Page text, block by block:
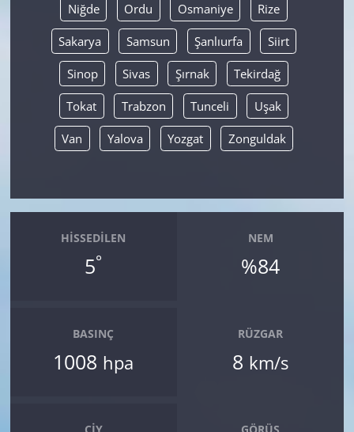
Niğde Ordu Osmaniye Rize
Sakarya Samsun Şanlıurfa Siirt
Sinop Sivas Şırnak Tekirdağ
Tokat Trabzon Tunceli Uşak
Van Yalova Yozgat Zonguldak
HISSEDILEN
5°
NEM
%84
BASINÇ
1008 hpa
RÜZGAR
8 km/s